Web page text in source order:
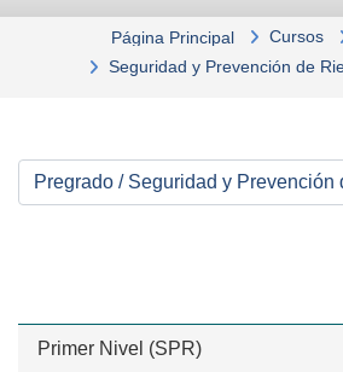
Página Principal Cursos
Seguridad y Prevención de
Categorías
Primer Nivel (SPR)